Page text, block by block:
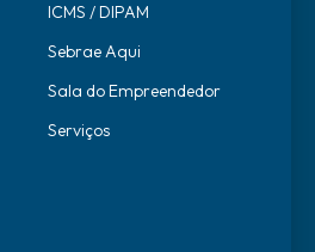
ICMS / DIPAM
Sebrae Aqui
Sala do Empreendedor
Serviços